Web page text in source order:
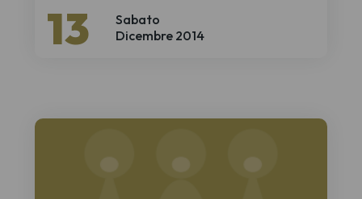
Sabato
13 Dicembre 2014